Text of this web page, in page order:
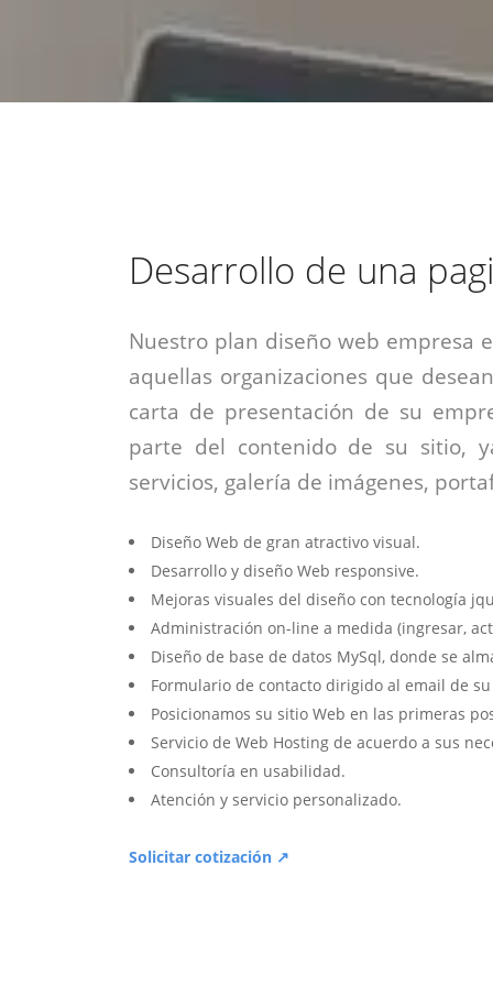
marketing digital.
HABLAR CON EJECUTIVO
Desarrollo de una
Nuestro plan diseño web empresa
aquellas organizaciones que
carta de presentación de su
parte del contenido de su sitio,
servicios, galería de imágenes,
Diseño Web de gran atractivo visual.
Desarrollo y diseño Web responsive.
Mejoras visuales del diseño con tecnología
Administración on-line a medida (ingresar,
Diseño de base de datos MySql, donde se
Formulario de contacto dirigido al email de
Posicionamos su sitio Web en las primeras
Servicio de Web Hosting de acuerdo a sus
Consultoría en usabilidad.
Atención y servicio personalizado.
Solicitar cotización ↗